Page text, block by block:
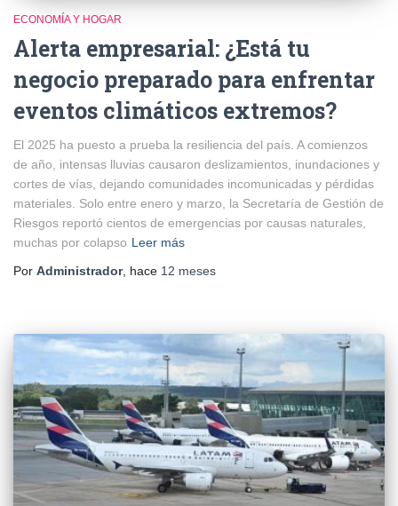
ECONOMÍA Y HOGAR
Alerta empresarial: ¿Está tu
negocio preparado para enfrentar
eventos climáticos extremos?
El 2025 ha puesto a prueba la resiliencia del país. A comienzos
de año, intensas lluvias causaron deslizamientos, inundaciones y
cortes de vías, dejando comunidades incomunicadas y pérdidas
materiales. Solo entre enero y marzo, la Secretaría de Gestión de
Riesgos reportó cientos de emergencias por causas naturales,
muchas por colapso Leer más
Por Administrador, hace 12 meses